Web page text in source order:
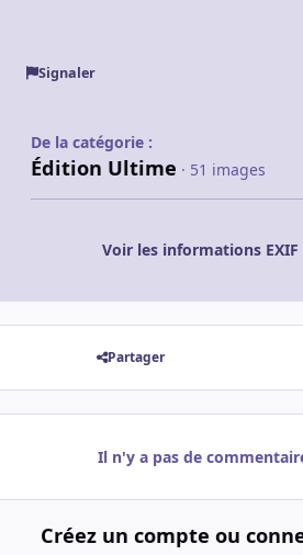
Signaler
De la catégorie :
Édition Ultime · 51 images
Voir les informations
Partager
Il n'y a pas de
Créez un compte ou